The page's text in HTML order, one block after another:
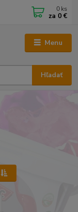
Menu
Hľadať
0 ks
za 0 €